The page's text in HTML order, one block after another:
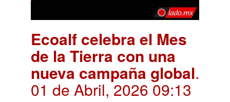
Ecoalf celebra el Mes
de la Tierra con una
nueva campaña global.
01 de Abril, 2026 09:13